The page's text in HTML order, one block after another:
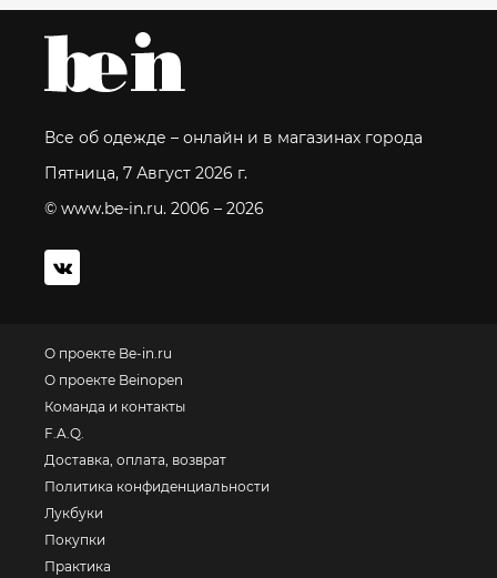
Все об одежде – онлайн и в магазинах города
Пятница, 7 Август 2026 г.
© www.be-in.ru. 2006 – 2026
О проекте Be-in.ru
О проекте Beinopen
Команда и контакты
F.A.Q.
Доставка, оплата, возврат
Политика конфиденциальности
Лукбуки
Покупки
Практика